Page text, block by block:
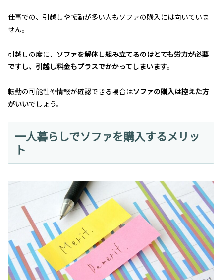
仕事での、引越しや転勤が多い人もソファの購入には向いていま
せん。
引越しの度に、 ソファを解体し組み立てるのはとても労力が必要
ですし、引越し料金もプラスでかかってしまいます。
転勤の可能性や情報が確認できる場合はソファの購入は控えた方
がいいでしょう。
一人暮らしでソファを購入するメリッ
ト